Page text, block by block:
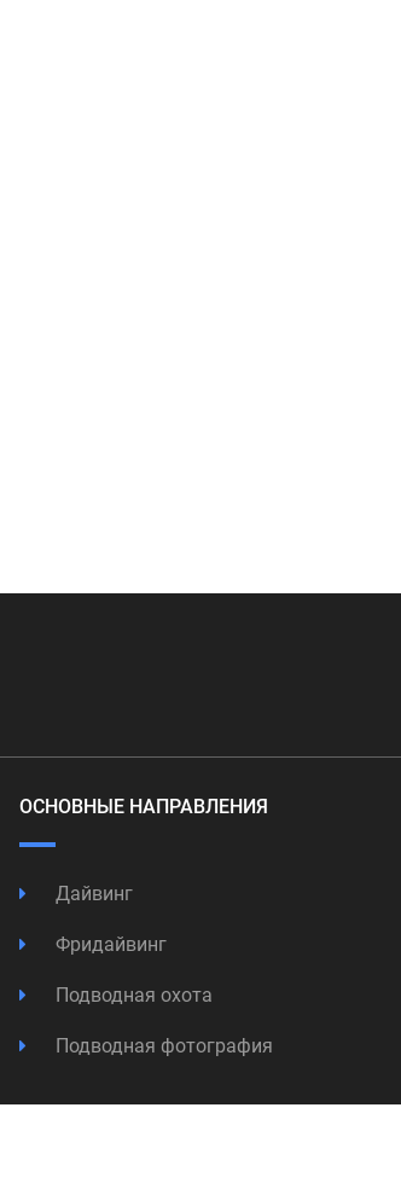
ОСНОВНЫЕ НАПРАВЛЕНИЯ
Дайвинг
Фридайвинг
Подводная охота
Подводная фотография